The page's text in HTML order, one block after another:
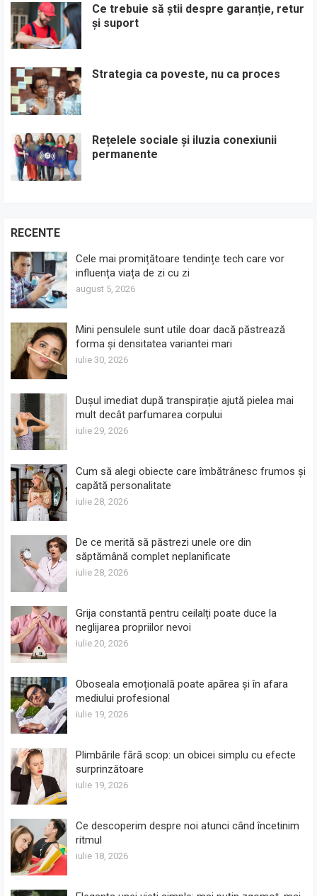
Ce trebuie să știi despre garanție, retur
și suport
Strategia ca poveste, nu ca proces
Rețelele sociale și iluzia conexiunii
permanente
RECENTE
Cele mai promițătoare tendințe tech care vor
influența viața de zi cu zi
august 5, 2026
Mini pensulele sunt utile doar dacă păstrează
forma și densitatea variantei mari
iulie 30, 2026
Dușul imediat după transpirație ajută pielea mai
mult decât parfumarea corpului
iulie 29, 2026
Cum să alegi obiecte care îmbătrânesc frumos și
capătă personalitate
iulie 28, 2026
De ce merită să păstrezi unele ore din
săptămână complet neplanificate
iulie 28, 2026
Grija constantă pentru ceilalți poate duce la
neglijarea propriilor nevoi
iulie 20, 2026
Oboseala emoțională poate apărea și în afara
mediului profesional
iulie 19, 2026
Plimbările fără scop: un obicei simplu cu efecte
surprinzătoare
iulie 19, 2026
Ce descoperim despre noi atunci când încetinim
ritmul
iulie 18, 2026